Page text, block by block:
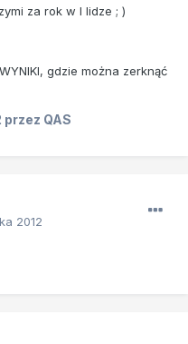
za rok w I lidze ; )
gdzie można zerknąć
przez QAS
2012